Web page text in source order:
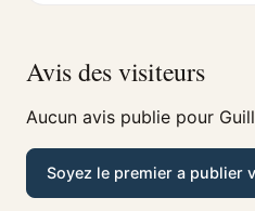
Avis des visiteurs
Aucun avis publie pour
Soyez le premier a publier